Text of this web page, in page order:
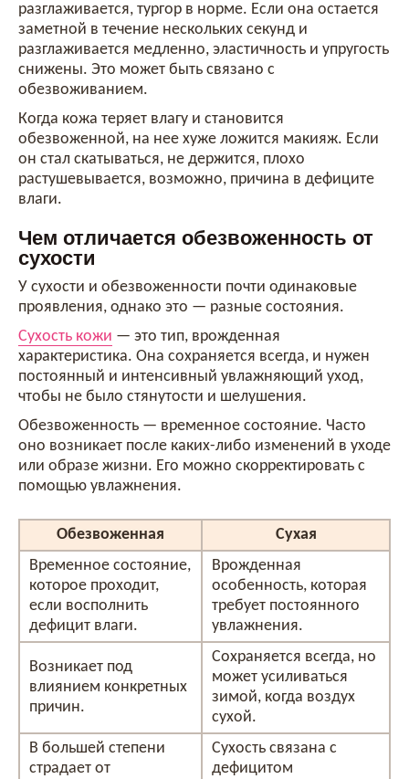
разглаживается, тургор в норме. Если она остается
заметной в течение нескольких секунд и
разглаживается медленно, эластичность и упругость
снижены. Это может быть связано с
обезвоживанием.
Когда кожа теряет влагу и становится
обезвоженной, на нее хуже ложится макияж. Если
он стал скатываться, не держится, плохо
растушевывается, возможно, причина в дефиците
влаги.
Чем отличается обезвоженность от
сухости
У сухости и обезвоженности почти одинаковые
проявления, однако это — разные состояния.
Сухость кожи — это тип, врожденная
характеристика. Она сохраняется всегда, и нужен
постоянный и интенсивный увлажняющий уход,
чтобы не было стянутости и шелушения.
Обезвоженность — временное состояние. Часто
оно возникает после каких-либо изменений в уходе
или образе жизни. Его можно скорректировать с
помощью увлажнения.
Обезвоженная
Сухая
Временное состояние,
которое проходит,
если восполнить
дефицит влаги.
Врожденная
особенность, которая
требует постоянного
увлажнения.
Возникает под
влиянием конкретных
причин.
Сохраняется всегда, но
может усиливаться
зимой, когда воздух
сухой.
В большей степени
страдает от
Сухость связана с
дефицитом